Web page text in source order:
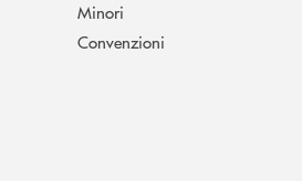
Minori
Convenzioni